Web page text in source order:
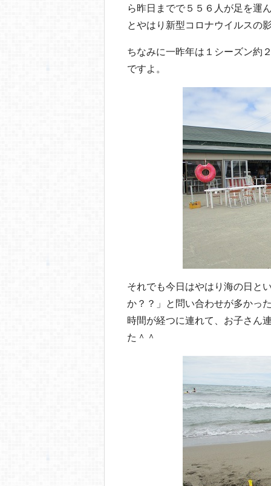
ら昨日までで５５６人が足を運
とやはり新型コロナウイルスの
ちなみに一昨年は１シーズン約
ですよ。
それでも今日はやはり海の日と
か？？」と問い合わせが多かっ
時間が経つに連れて、お子さん
た＾＾